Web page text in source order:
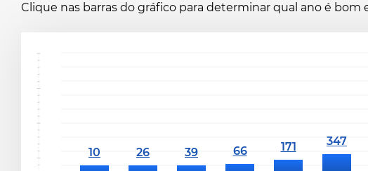
Clique nas barras do gráfico para determinar qual ano é